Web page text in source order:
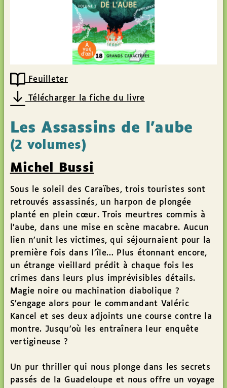
Feuilleter
Télécharger la fiche du livre
Les Assassins de l’aube
(2 volumes)
Michel Bussi
Sous le soleil des Caraïbes, trois touristes sont
retrouvés assassinés, un harpon de plongée
planté en plein cœur. Trois meurtres commis à
l’aube, dans une mise en scène macabre. Aucun
lien n’unit les victimes, qui séjournaient pour la
première fois dans l’île… Plus étonnant encore,
un étrange vieillard prédit à chaque fois les
crimes dans leurs plus imprévisibles détails.
Magie noire ou machination diabolique ?
S’engage alors pour le commandant Valéric
Kancel et ses deux adjoints une course contre la
montre. Jusqu’où les entraînera leur enquête
vertigineuse ?
Un pur thriller qui nous plonge dans les secrets
passés de la Guadeloupe et nous offre un voyage